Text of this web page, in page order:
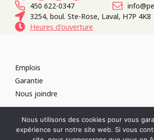
450 622-0347
3254, boul. Ste-Rose, Laval, H7P 4K8
Heures d'ouverture
Emplois
Garantie
Nous joindre
SITES WEB :PAR DESIGN, AGENCE WEB
RÉVOQUER LE CONSENTEMENT
Nous utilisons des cookies pour vous
expérience sur notre site web. Si vous